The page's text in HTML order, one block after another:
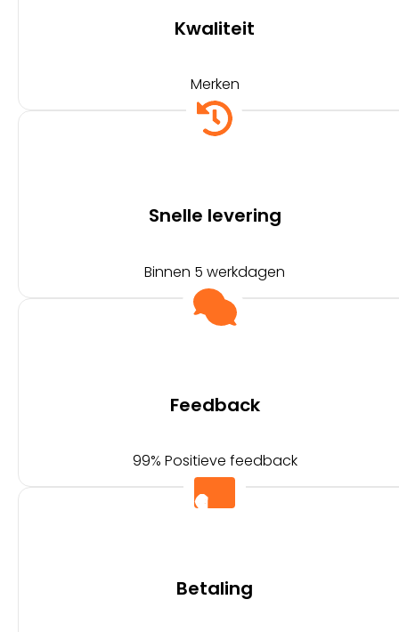
Kwaliteit
Merken
Snelle levering
Binnen 5 werkdagen
Feedback
99% Positieve feedback
Betaling